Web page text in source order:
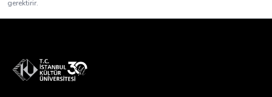
gerektirir.